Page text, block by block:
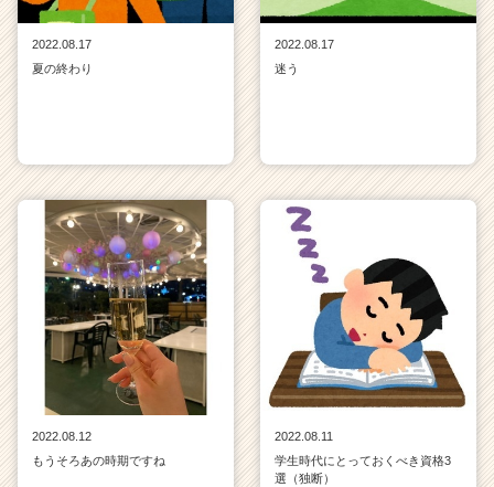
2022.08.17
夏の終わり
2022.08.17
迷う
2022.08.12
もうそろあの時期ですね
2022.08.11
学生時代にとっておくべき資格3
選（独断）